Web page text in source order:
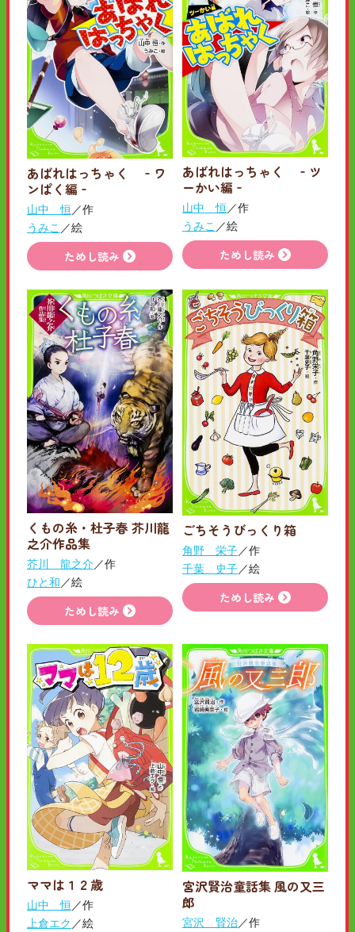
あばれはっちゃく ‐ワ
ンぱく編‐
山中 恒 ／作
うみこ ／絵
ためし読み
あばれはっちゃく ‐ツ
ーかい編‐
山中 恒 ／作
うみこ ／絵
ためし読み
くもの糸・杜子春 芥川龍
之介作品集
芥川 龍之介／作
ひと和 ／絵
ためし読み
ごちそうびっくり箱
角野 栄子／作
千葉 史子／絵
ためし読み
ママは１２歳
山中 恒 ／作
上倉エク ／絵
宮沢賢治童話集 風の又三
郎
宮沢 賢治／作